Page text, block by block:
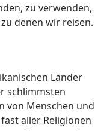
zu verwenden,
denen wir reisen.
Länder
schlimmsten
von Menschen und
aller Religionen